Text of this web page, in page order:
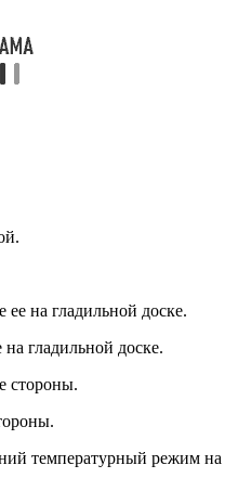
ее на гладильной доске.
на гладильной доске.
стороны.
температурный режим на